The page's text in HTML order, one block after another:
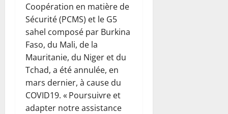
Coopération en matière de
Sécurité (PCMS) et le G5
sahel composé par Burkina
Faso, du Mali, de la
Mauritanie, du Niger et du
Tchad, a été annulée, en
mars dernier, à cause du
COVID19. « Poursuivre et
adapter notre assistance